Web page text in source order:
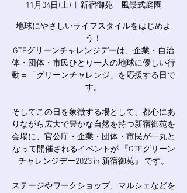
11月04日(土) 新宿御苑 風景式庭園
地球にやさしいライフスタイルをはじめよ
う！
GTFグリーンチャレンジデーは、企業・自治
体・団体・市民ひとり一人の地球に優しい行
動＝「グリーンチャレンジ」を応援する日で
す。
そしてこの日を象徴する場として、都心にあ
りながら広大で豊かな自然を持つ新宿御苑を
会場に、官公庁・企業・団体・市民が一丸と
なって開催されるイベントが 『GTFグリーン
チャレンジデー2023 in 新宿御苑』 です。
ステージやワークショップ、マルシェなどを